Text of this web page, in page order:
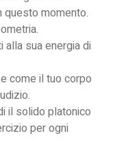
questo momento.
sua energia di
come il tuo corpo
il solido platonico
per ogni